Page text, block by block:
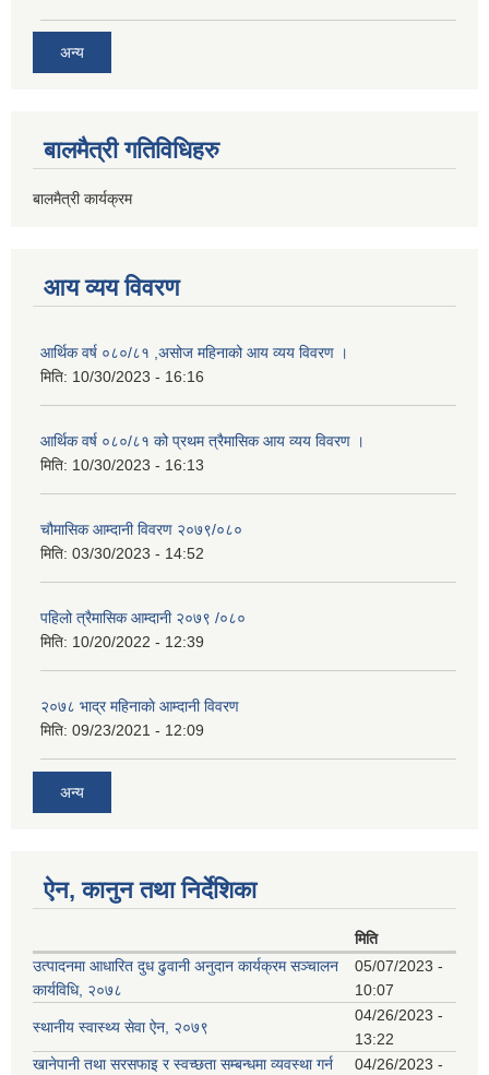
अन्य
बालमैत्री गतिविधिहरु
बालमैत्री कार्यक्रम
आय व्यय विवरण
आर्थिक वर्ष ०८०/८१ ,असोज महिनाको आय व्यय विवरण ।
मिति: 10/30/2023 - 16:16
आर्थिक वर्ष ०८०/८१ को प्रथम त्रैमासिक आय व्यय विवरण ।
मिति: 10/30/2023 - 16:13
चौमासिक आम्दानी विवरण २०७९/०८०
मिति: 03/30/2023 - 14:52
पहिलो त्रैमासिक आम्दानी २०७९ /०८०
मिति: 10/20/2022 - 12:39
२०७८ भाद्र महिनाकाे आम्दानी विवरण
मिति: 09/23/2021 - 12:09
अन्य
ऐन, कानुन तथा निर्देशिका
मिति
उत्पादनमा आधारित दुध ढुवानी अनुदान कार्यक्रम सञ्चालन
कार्यविधि, २०७८
05/07/2023 -
10:07
स्थानीय स्वास्थ्य सेवा ऐन, २०७९
04/26/2023 -
13:22
खानेपानी तथा सरसफाइ र स्वच्छता सम्बन्धमा व्यवस्था गर्न
04/26/2023 -